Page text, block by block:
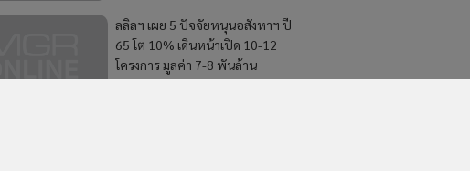
ลลิลฯ เผย 5 ปัจจัยหนุนอสังหาฯ ปี
65 โต 10% เดินหน้าเปิด 10-12
โครงการ มูลค่า 7-8 พันล้าน